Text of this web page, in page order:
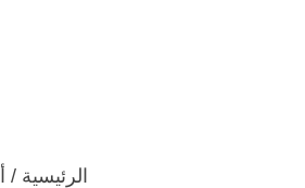
الرئيسية /